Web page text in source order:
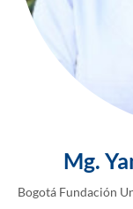
Mg.
Bogotá Fundación